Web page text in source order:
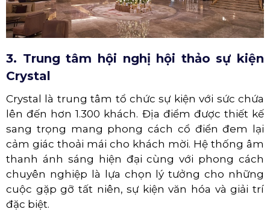
3. Trung tâm hội nghị hội thảo sự kiện
Crystal
Crystal là trung tâm tổ chức sự kiện với sức chứa
lên đến hơn 1.300 khách. Địa điểm được thiết kế
sang trọng mang phong cách cổ điển đem lại
cảm giác thoải mái cho khách mời. Hệ thống âm
thanh ánh sáng hiện đại cùng với phong cách
chuyên nghiệp là lựa chọn lý tưởng cho những
cuộc gặp gỡ tất niên, sự kiện văn hóa và giải trí
đặc biệt.